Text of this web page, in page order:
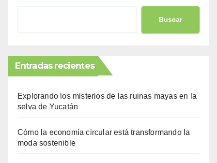
Buscar
Entradas recientes
Explorando los misterios de las ruinas mayas en la
selva de Yucatán
Cómo la economía circular está transformando la
moda sostenible